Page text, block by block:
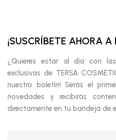
¡SUSCRÍBETE AHORA
¿Quieres estar al día con
exclusivas de TERSA
nuestro boletín! Serás el
novedades y recibirás
directamente en tu bandeja de